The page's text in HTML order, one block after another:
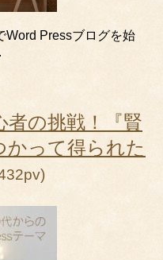
Pressブログを始
者の挑戦！『賢
かって得られた